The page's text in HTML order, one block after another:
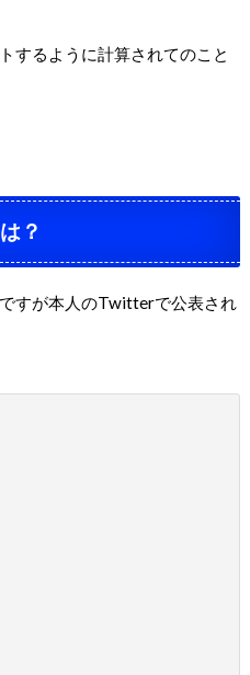
するように計算されてのこと
？
すが本人のTwitterで公表され